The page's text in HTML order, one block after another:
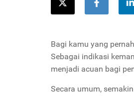
Bagi kamu yang
Sebagai indikasi
menjadi acuan bagi
Secara umum,